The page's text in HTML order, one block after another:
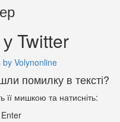
Twitter
by Volynonline
помилку в тексті?
її мишкою та натисніть:
Enter